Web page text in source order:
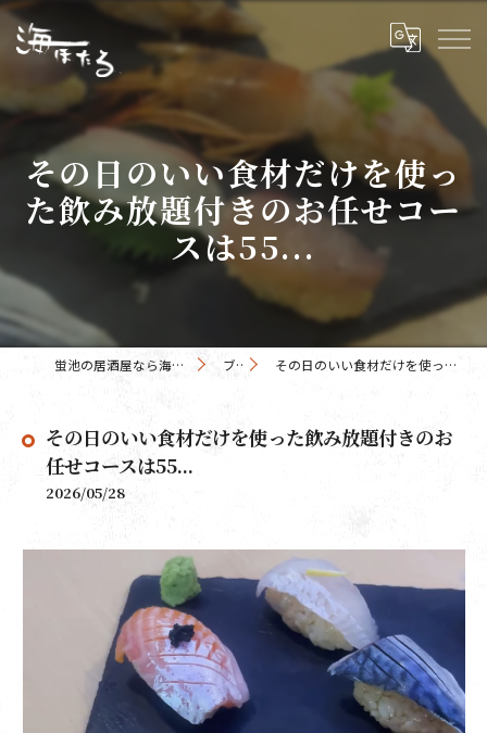
その日のいい食材だけを使っ
た飲み放題付きのお任せコー
スは55...
蛍池の居酒屋なら海鮮網焼き 海ほたる 蛍池店 ブログ その日のいい食材だけを使った飲み放題付きのお任せコースは55...
その日のいい食材だけを使った飲み放題付きのお
任せコースは55...
2026/05/28